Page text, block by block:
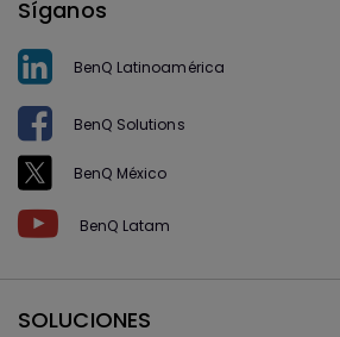
Síganos
BenQ Latinoamérica
BenQ Solutions
BenQ México
BenQ Latam
SOLUCIONES